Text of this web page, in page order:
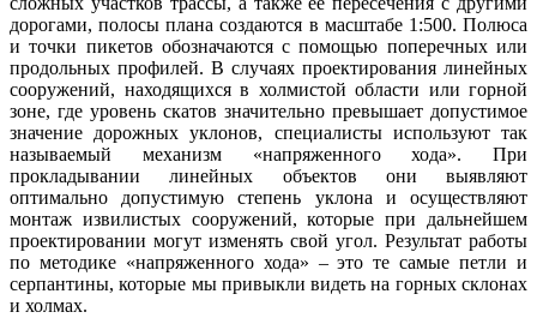
дорогами, полосы плана создаются в масштабе 1:500. Полюса
и точки пикетов обозначаются с помощью поперечных или
продольных профилей. В случаях проектирования линейных
сооружений, находящихся в холмистой области или горной
зоне, где уровень скатов значительно превышает допустимое
значение дорожных уклонов, специалисты используют так
называемый механизм «напряженного хода». При
прокладывании линейных объектов они выявляют
оптимально допустимую степень уклона и осуществляют
монтаж извилистых сооружений, которые при дальнейшем
проектировании могут изменять свой угол. Результат работы
по методике «напряженного хода» – это те самые петли и
серпантины, которые мы привыкли видеть на горных склонах
и холмах.